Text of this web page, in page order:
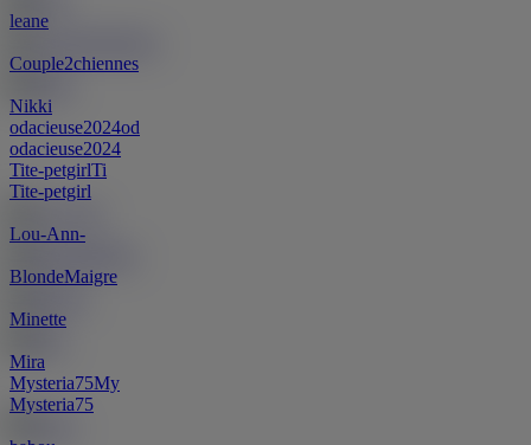
leane
Couple2chiennes
Nikki
odacieuse2024od
odacieuse2024
Tite-petgirlTi
Tite-petgirl
Lou-Ann-
BlondeMaigre
Minette
Mira
Mysteria75My
Mysteria75